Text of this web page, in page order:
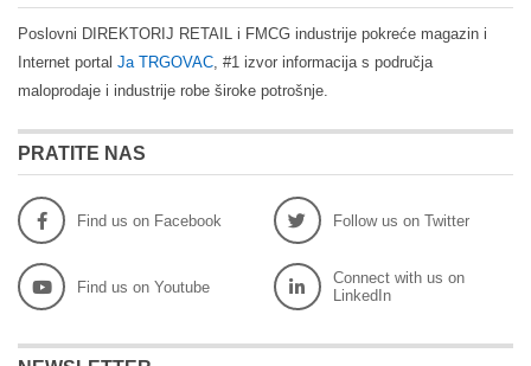
Poslovni DIREKTORIJ RETAIL i FMCG industrije pokreće magazin i
Internet portal Ja TRGOVAC, #1 izvor informacija s područja
maloprodaje i industrije robe široke potrošnje.
PRATITE NAS
Find us on Facebook Follow us on Twitter
Find us on Youtube
Connect with us on
LinkedIn